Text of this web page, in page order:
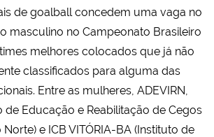
de goalball concedem uma vaga no
masculino no Campeonato Brasileiro
melhores colocados que já não
classificados para alguma das
Entre as mulheres, ADEVIRN,
de Educação e Reabilitação de Cegos
e ICB VITÓRIA-BA (Instituto de